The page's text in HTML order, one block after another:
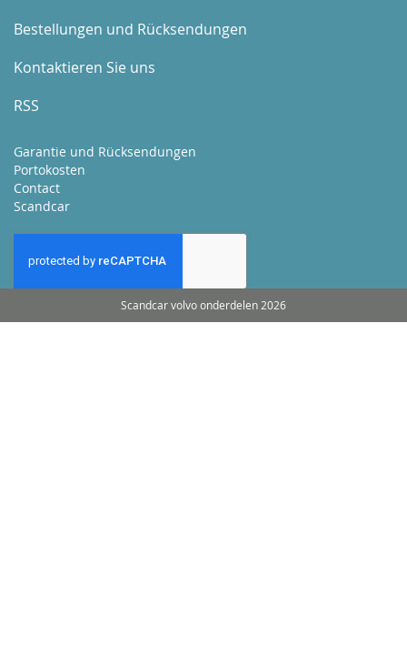
Bestellungen und Rücksendungen
Kontaktieren Sie uns
RSS
Garantie und Rücksendungen
Portokosten
Contact
Scandcar
Scandcar volvo onderdelen 2026